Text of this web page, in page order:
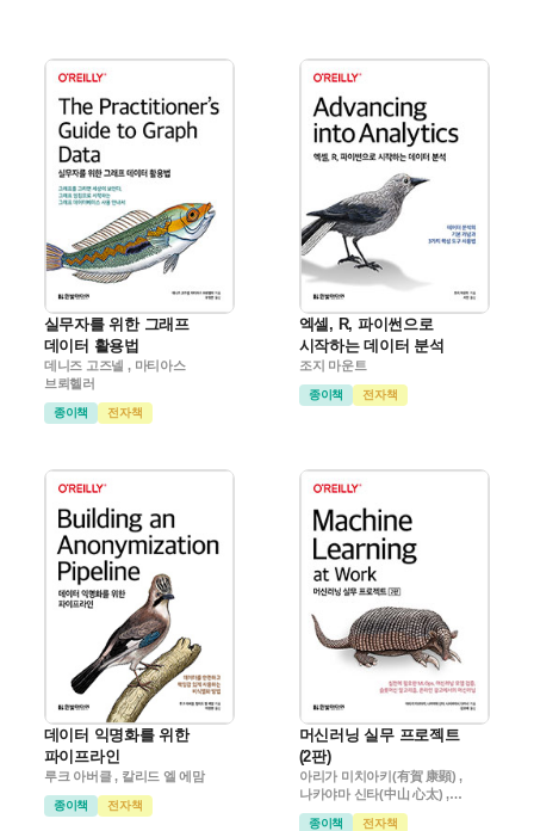
실무자를 위한 그래프
데이터 활용법
데니즈 고즈넬 , 마티아스
브뢰헬러
종이책 전자책
엑셀, R, 파이썬으로
시작하는 데이터 분석
조지 마운트
종이책 전자책
데이터 익명화를 위한
파이프라인
루크 아버클 , 칼리드 엘 에맘
종이책 전자책
머신러닝 실무 프로젝트
(2판)
아리가 미치아키(有賀 康顕) ,
나카야마 신타(中山 心太) ,
니시바야시 다카시(西林 孝)
종이책 전자책